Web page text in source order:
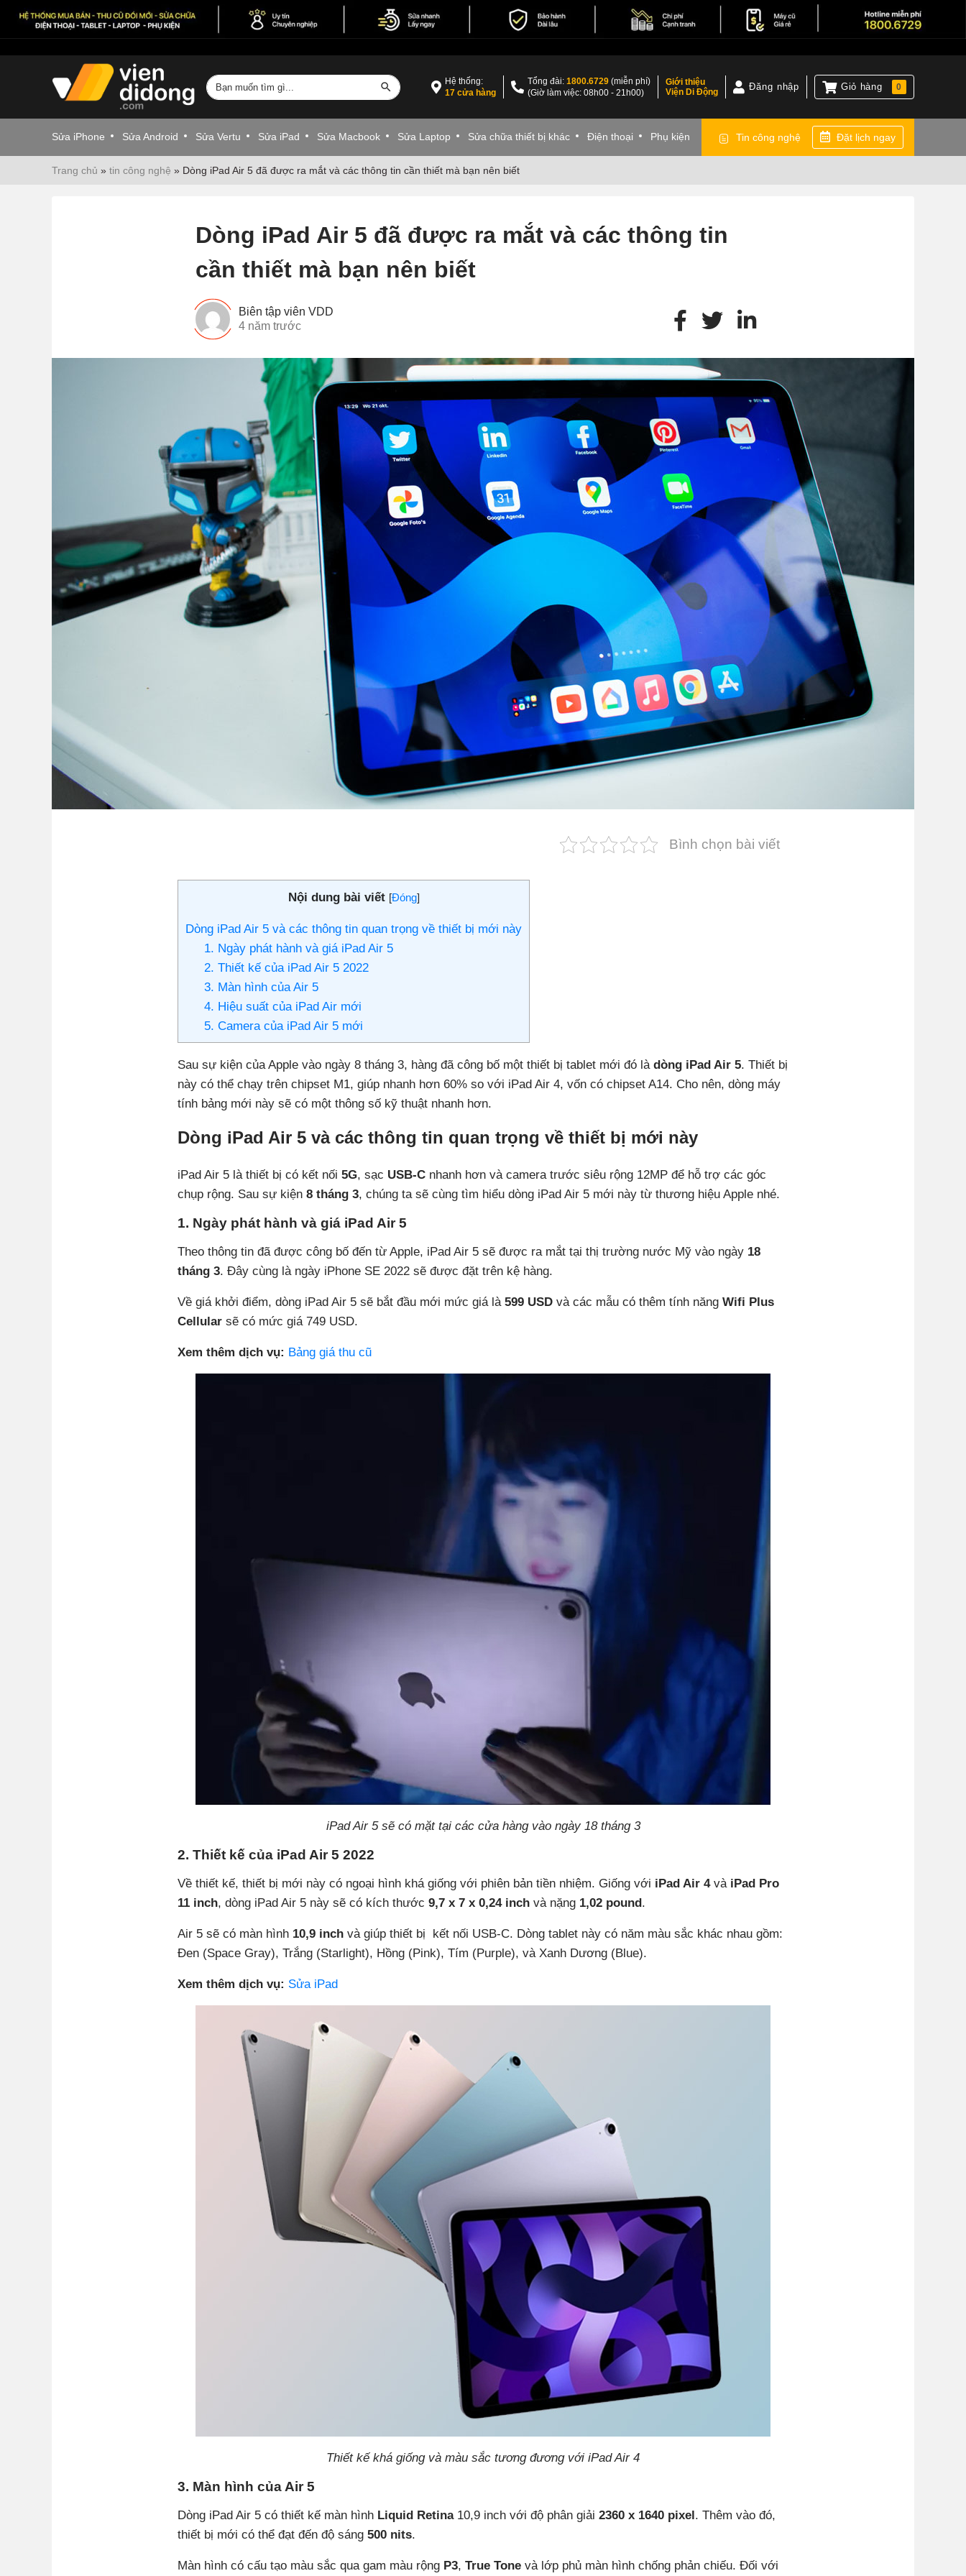
Hệ thống:
17 cửa hàng
Tổng đài:1800.6729 (miễn phí)
(Giờ làm việc: 08h00 - 21h00)
Giới thiệu
Viện Di Động
Đăng nhập Giỏ hàng 0
Sửa iPhone Sửa Android Sửa Vertu Sửa iPad Sửa Macbook Sửa Laptop Sửa chữa thiết bị khác Điện thoại Phụ kiện Tin công nghệ Đặt lịch ngay
Trang chủ » tin công nghệ » Dòng iPad Air 5 đã được ra mắt và các thông tin cần thiết mà bạn nên biết
Dòng iPad Air 5 đã được ra mắt và các thông tin
cần thiết mà bạn nên biết
Biên tập viên VDD
4 năm trước
Bình chọn bài viết
Nội dung bài viết [Đóng]
Dòng iPad Air 5 và các thông tin quan trọng về thiết bị mới này
1. Ngày phát hành và giá iPad Air 5
2. Thiết kế của iPad Air 5 2022
3. Màn hình của Air 5
4. Hiệu suất của iPad Air mới
5. Camera của iPad Air 5 mới
Sau sự kiện của Apple vào ngày 8 tháng 3, hàng đã công bố một thiết bị tablet mới đó là dòng iPad Air 5. Thiết bị
này có thể chạy trên chipset M1, giúp nhanh hơn 60% so với iPad Air 4, vốn có chipset A14. Cho nên, dòng máy
tính bảng mới này sẽ có một thông số kỹ thuật nhanh hơn.
Dòng iPad Air 5 và các thông tin quan trọng về thiết bị mới này
iPad Air 5 là thiết bị có kết nối 5G, sạc USB-C nhanh hơn và camera trước siêu rộng 12MP để hỗ trợ các góc
chụp rộng. Sau sự kiện 8 tháng 3, chúng ta sẽ cùng tìm hiểu dòng iPad Air 5 mới này từ thương hiệu Apple nhé.
1. Ngày phát hành và giá iPad Air 5
Theo thông tin đã được công bố đến từ Apple, iPad Air 5 sẽ được ra mắt tại thị trường nước Mỹ vào ngày 18
tháng 3. Đây cùng là ngày iPhone SE 2022 sẽ được đặt trên kệ hàng.
Về giá khởi điểm, dòng iPad Air 5 sẽ bắt đầu mới mức giá là 599 USD và các mẫu có thêm tính năng Wifi Plus
Cellular sẽ có mức giá 749 USD.
Xem thêm dịch vụ: Bảng giá thu cũ
iPad Air 5 sẽ có mặt tại các cửa hàng vào ngày 18 tháng 3
2. Thiết kế của iPad Air 5 2022
Về thiết kế, thiết bị mới này có ngoại hình khá giống với phiên bản tiền nhiệm. Giống với iPad Air 4và iPad Pro
11 inch, dòng iPad Air 5 này sẽ có kích thước 9,7 x 7 x 0,24 inch và nặng 1,02 pound.
Air 5 sẽ có màn hình 10,9 inch và giúp thiết bị kết nối USB-C. Dòng tablet này có năm màu sắc khác nhau gồm:
Đen (Space Gray), Trắng (Starlight), Hồng (Pink), Tím (Purple), và Xanh Dương (Blue).
Xem thêm dịch vụ: Sửa iPad
Thiết kế khá giống và màu sắc tương đương với iPad Air 4
3. Màn hình của Air 5
Dòng iPad Air 5 có thiết kế màn hình Liquid Retina10,9 inch với độ phân giải 2360 x 1640 pixel. Thêm vào đó,
thiết bị mới có thể đạt đến độ sáng 500 nits.
Màn hình có cấu tạo màu sắc qua gam màu rộng P3, True Tone và lớp phủ màn hình chống phản chiếu. Đối với